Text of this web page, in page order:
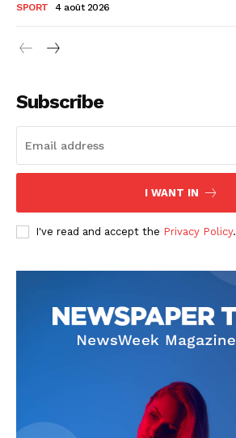
SPORT 4 août 2026
Subscribe
I WANT IN
I've read and accept the Privacy Policy.